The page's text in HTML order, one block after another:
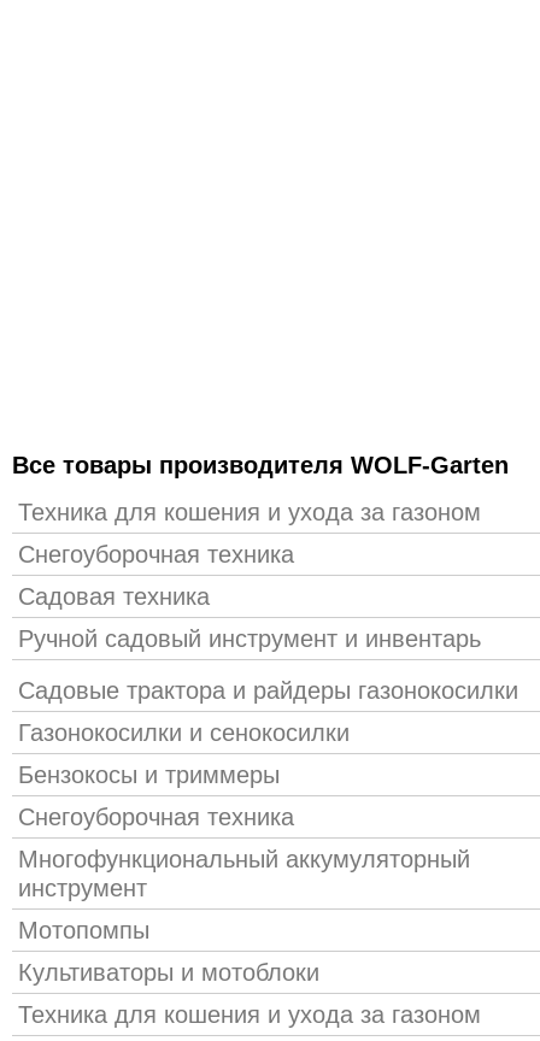
Все товары производителя WOLF-Garten
Техника для кошения и ухода за газоном
Снегоуборочная техника
Садовая техника
Ручной садовый инструмент и инвентарь
Садовые трактора и райдеры газонокосилки
Газонокосилки и сенокосилки
Бензокосы и триммеры
Снегоуборочная техника
Многофункциональный аккумуляторный
инструмент
Мотопомпы
Культиваторы и мотоблоки
Техника для кошения и ухода за газоном